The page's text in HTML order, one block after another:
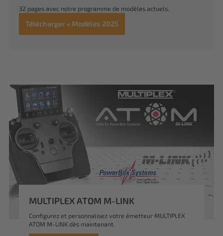
32 pages avec notre programme de modèles actuels.
Télécharger « Modèles 2025
MULTIPLEX ATOM M-LINK
Configurez et personnalisez votre émetteur MULTIPLEX
ATOM M-LINK dès maintenant.